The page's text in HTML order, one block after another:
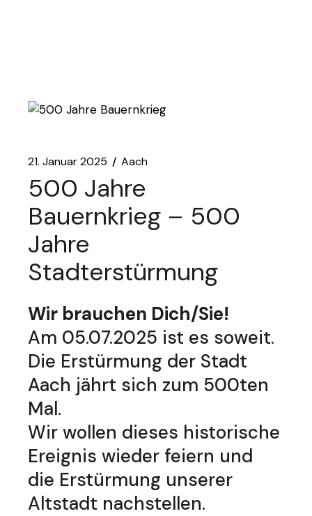
21. Januar 2025 Aach
500 Jahre
Bauernkrieg – 500
Jahre
Stadterstürmung
Wir brauchen Dich/Sie!
Am 05.07.2025 ist es soweit.
Die Erstürmung der Stadt
Aach jährt sich zum 500ten
Mal.
Wir wollen dieses historische
Ereignis wieder feiern und
die Erstürmung unserer
Altstadt nachstellen.